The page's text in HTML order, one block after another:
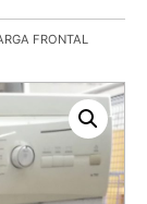
FRONTAL